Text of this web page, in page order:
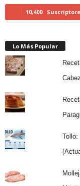
10,400
Lo Más Popular
Tollo: